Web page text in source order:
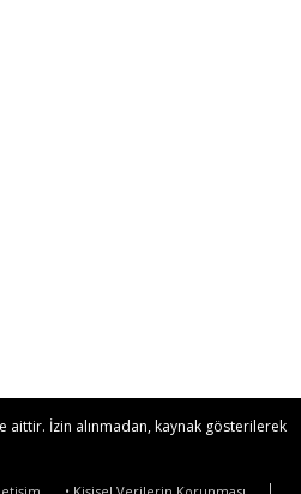
aittir. İzin alınmadan, kaynak gösterilerek